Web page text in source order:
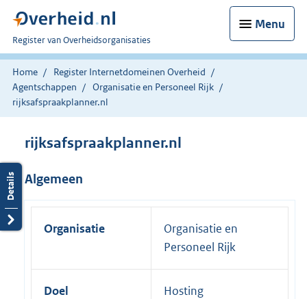
Menu
U
bent
nu
hier:
Register van Overheidsorganisaties
Home
Register Internetdomeinen Overheid
Agentschappen
Organisatie en Personeel Rijk
rijksafspraakplanner.nl
rijksafspraakplanner.nl
Algemeen
Organisatie
Organisatie en
Personeel Rijk
Doel Hosting